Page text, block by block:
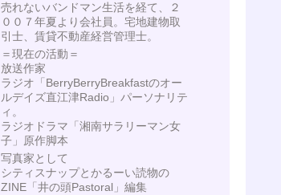
売れないバンドマン生活を経て、２
００７年夏より会社員。宅地建物取
引士、賃貸不動産経営管理士。
＝現在の活動＝
放送作家
ラジオ「BerryBerryBreakfastのオー
ルデイズ直江津Radio」パーソナリテ
ィ。
ラジオドラマ「湘南サラリーマン女
子」原作脚本
写真家として
シティスナップとかるーい読物の
ZINE「井の頭Pastoral」編集